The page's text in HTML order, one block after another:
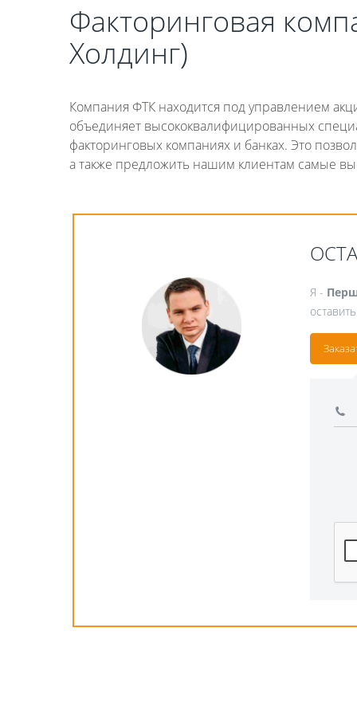
Факторинговая
Холдинг)
Компания ФТК находится под управлением
объединяет высококвалифицированных
факторинговых компаниях и банках. Это
а также предложить нашим клиентам самые
Я -